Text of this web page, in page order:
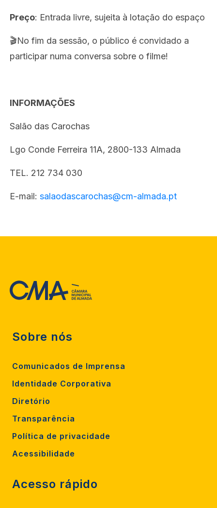
Preço: Entrada livre, sujeita à lotação do espaço
🎬No fim da sessão, o público é convidado a
participar numa conversa sobre o filme!
INFORMAÇÕES
Salão das Carochas
Lgo Conde Ferreira 11A, 2800-133 Almada
TEL. 212 734 030
E-mail: salaodascarochas@cm-almada.pt
Sobre nós
Comunicados de Imprensa
Identidade Corporativa
Diretório
Transparência
Política de privacidade
Acessibilidade
Acesso rápido